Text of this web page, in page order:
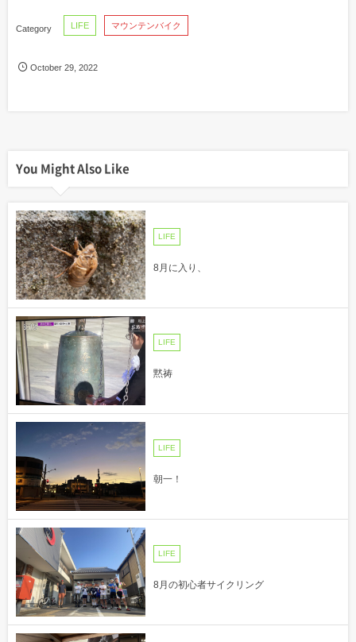
LIFE マウンテンバイク
October 29 ,2022
You Might Also Like
LIFE
8月に入り、
LIFE
黙祷
LIFE
朝一！
LIFE
8月の初心者サイクリング